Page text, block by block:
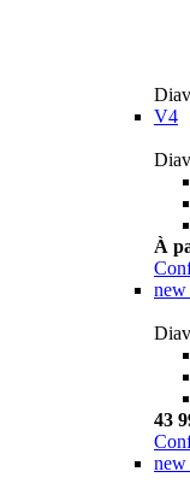
V4
À
new
43
new